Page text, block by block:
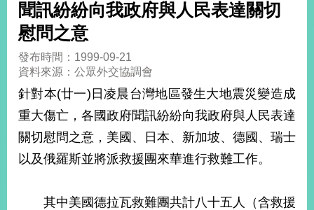
總
合
外
交
價
值
交
經
濟
日
聞訊紛紛向我政府與人民表達關切
慰問之意
發布時間：1999-09-21
資料來源：公眾外交協調會
針對本(廿一)日凌晨台灣地區發生大地震災變造成
重大傷亡，各國政府聞訊紛紛向我政府與人民表達
關切慰問之意，美國、日本、新加坡、德國、瑞士
以及俄羅斯並將派救援團來華進行救難工作。
其中美國德拉瓦救難團共計八十五人（含救援